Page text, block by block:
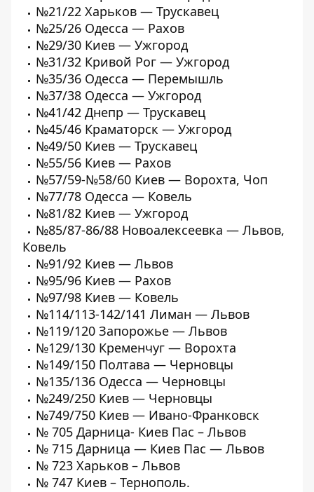
№21/22 Харьков — Трускавец
№25/26 Одесса — Рахов
№29/30 Киев — Ужгород
№31/32 Кривой Рог — Ужгород
№35/36 Одесса — Перемышль
№37/38 Одесса — Ужгород
№41/42 Днепр — Трускавец
№45/46 Краматорск — Ужгород
№49/50 Киев — Трускавец
№55/56 Киев — Рахов
№57/59-№58/60 Киев — Ворохта, Чоп
№77/78 Одесса — Ковель
№81/82 Киев — Ужгород
№85/87-86/88 Новоалексеевка — Львов,
Ковель
№91/92 Киев — Львов
№95/96 Киев — Рахов
№97/98 Киев — Ковель
№114/113-142/141 Лиман — Львов
№119/120 Запорожье — Львов
№129/130 Кременчуг — Ворохта
№149/150 Полтава — Черновцы
№135/136 Одесса — Черновцы
№249/250 Киев — Черновцы
№749/750 Киев — Ивано-Франковск
№ 705 Дарница- Киев Пас – Львов
№ 715 Дарница — Киев Пас — Львов
№ 723 Харьков – Львов
№ 747 Киев – Тернополь.